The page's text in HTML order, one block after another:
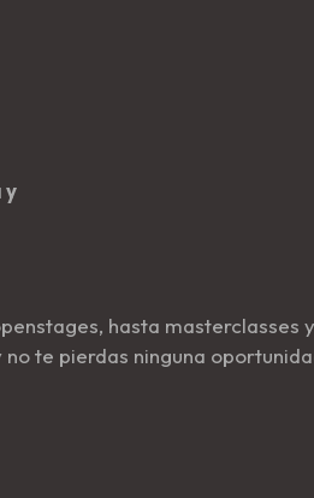
y
hasta masterclasses
te pierdas ninguna